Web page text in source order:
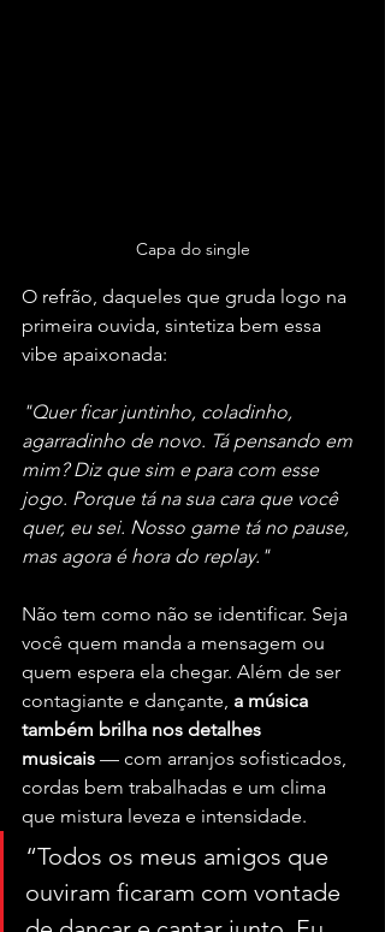
Capa do single
O refrão, daqueles que gruda logo na
primeira ouvida, sintetiza bem essa
vibe apaixonada:
"Quer ficar juntinho, coladinho,
agarradinho de novo. Tá pensando em
mim? Diz que sim e para com esse
jogo. Porque tá na sua cara que você
quer, eu sei. Nosso game tá no pause,
mas agora é hora do replay."
Não tem como não se identificar. Seja
você quem manda a mensagem ou
quem espera ela chegar. Além de ser
contagiante e dançante, a música
também brilha nos detalhes
musicais — com arranjos sofisticados,
cordas bem trabalhadas e um clima
que mistura leveza e intensidade.
“Todos os meus amigos que
ouviram ficaram com vontade